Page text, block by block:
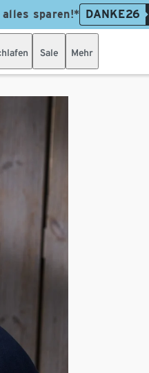
sparen!* DANKE26
Sale Mehr